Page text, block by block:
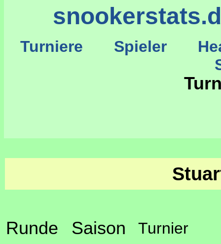
Turniere Spieler
Runde Saison Turnier